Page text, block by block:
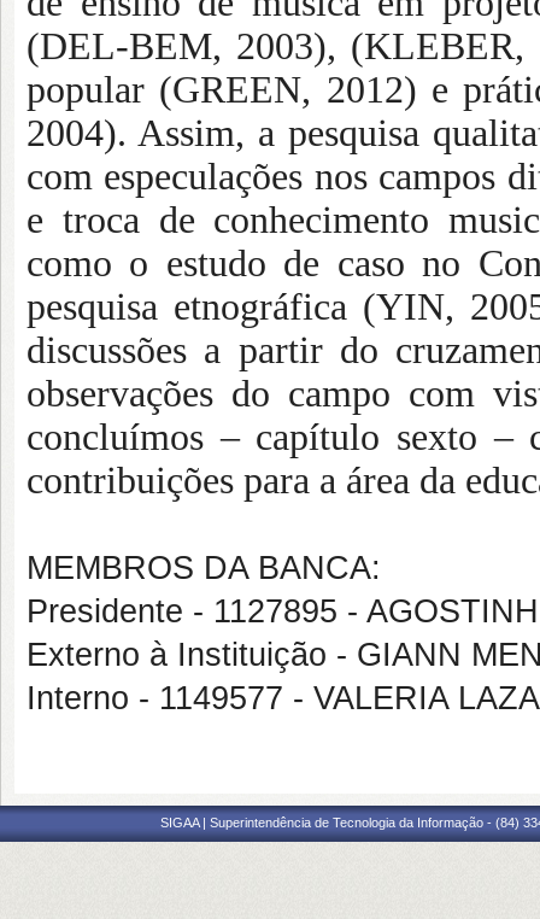
(DEL-BEM, 2003), (KLEBER,
popular (GREEN, 2012) e
2004). Assim, a pesquisa
com especulações nos campos
e troca de conhecimento
como o estudo de caso no
pesquisa etnográfica (YIN,
discussões a partir do
observações do campo com
concluímos – capítulo sexto –
contribuições para a área da
MEMBROS DA BANCA:
Presidente - 1127895 -
Externo à Instituição - GIANN
Interno - 1149577 - VALERIA
SIGAA | Superintendência de Tecnologia da Informação - (84)